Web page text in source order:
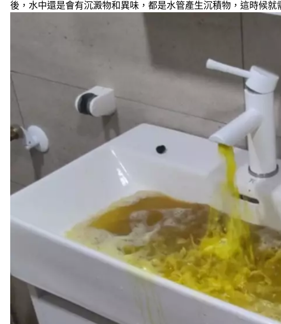
後，水中還是會有沉澱物和異味，都是水管產生沉積物，這時候就